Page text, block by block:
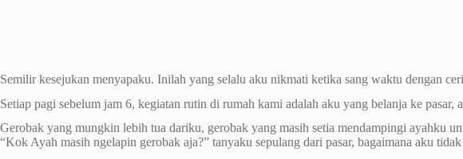
Semilir kesejukan menyapaku. Inilah yang selalu aku nikmati ketika sang waktu dengan
Setiap pagi sebelum jam 6, kegiatan rutin di rumah kami adalah aku yang belanja ke
Gerobak yang mungkin lebih tua dariku, gerobak yang masih setia mendampingi ayahku
“Kok Ayah masih ngelapin gerobak aja?” tanyaku sepulang dari pasar, bagaimana aku tidak